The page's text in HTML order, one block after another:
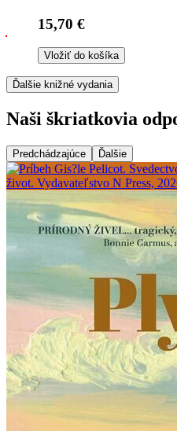
15,70 €
Vložiť do košíka
Ďalšie knižné vydania
Naši škriatkovia
Predchádzajúce Ďalšie